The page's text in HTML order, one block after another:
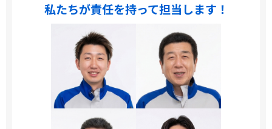
私たちが責任を持って担当します！